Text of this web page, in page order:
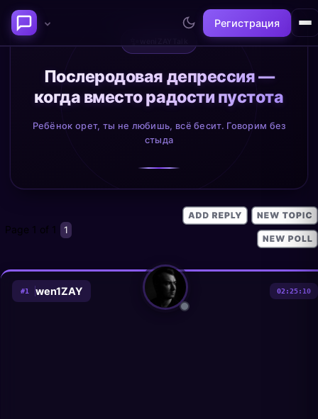
Регистрация
Последние темы
Философия сознания:
где граница между "я" и
Нейронаука и
реальность
Послеродовая депрессия —
когда вместо радости пустота
Ребёнок орет, ты не любишь, всё бесит. Говорим без
стыда
Page 1 of 1 1
#1 wen1ZAY 02:25:10